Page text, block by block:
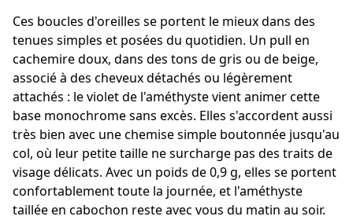
Ces boucles d'oreilles se portent le mieux dans des
tenues simples et posées du quotidien. Un pull en
cachemire doux, dans des tons de gris ou de beige,
associé à des cheveux détachés ou légèrement
attachés : le violet de l'améthyste vient animer cette
base monochrome sans excès. Elles s'accordent aussi
très bien avec une chemise simple boutonnée jusqu'au
col, où leur petite taille ne surcharge pas des traits de
visage délicats. Avec un poids de 0,9 g, elles se portent
confortablement toute la journée, et l'améthyste
taillée en cabochon reste avec vous du matin au soir.